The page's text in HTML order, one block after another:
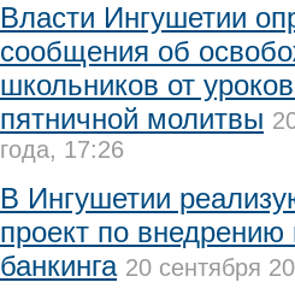
Власти Ингушетии
сообщения об
школьников от
пятничной молитвы
года, 17:26
В Ингушетии
проект по внедрению
банкинга 20 сентября